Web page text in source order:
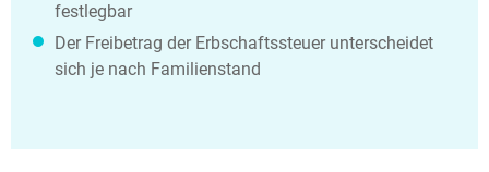
festlegbar
Der Freibetrag der Erbschaftssteuer unterscheidet
sich je nach Familienstand